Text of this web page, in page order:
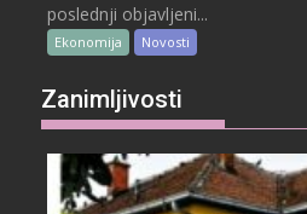
poslednji objavljeni...
Ekonomija Novosti
Zanimljivosti